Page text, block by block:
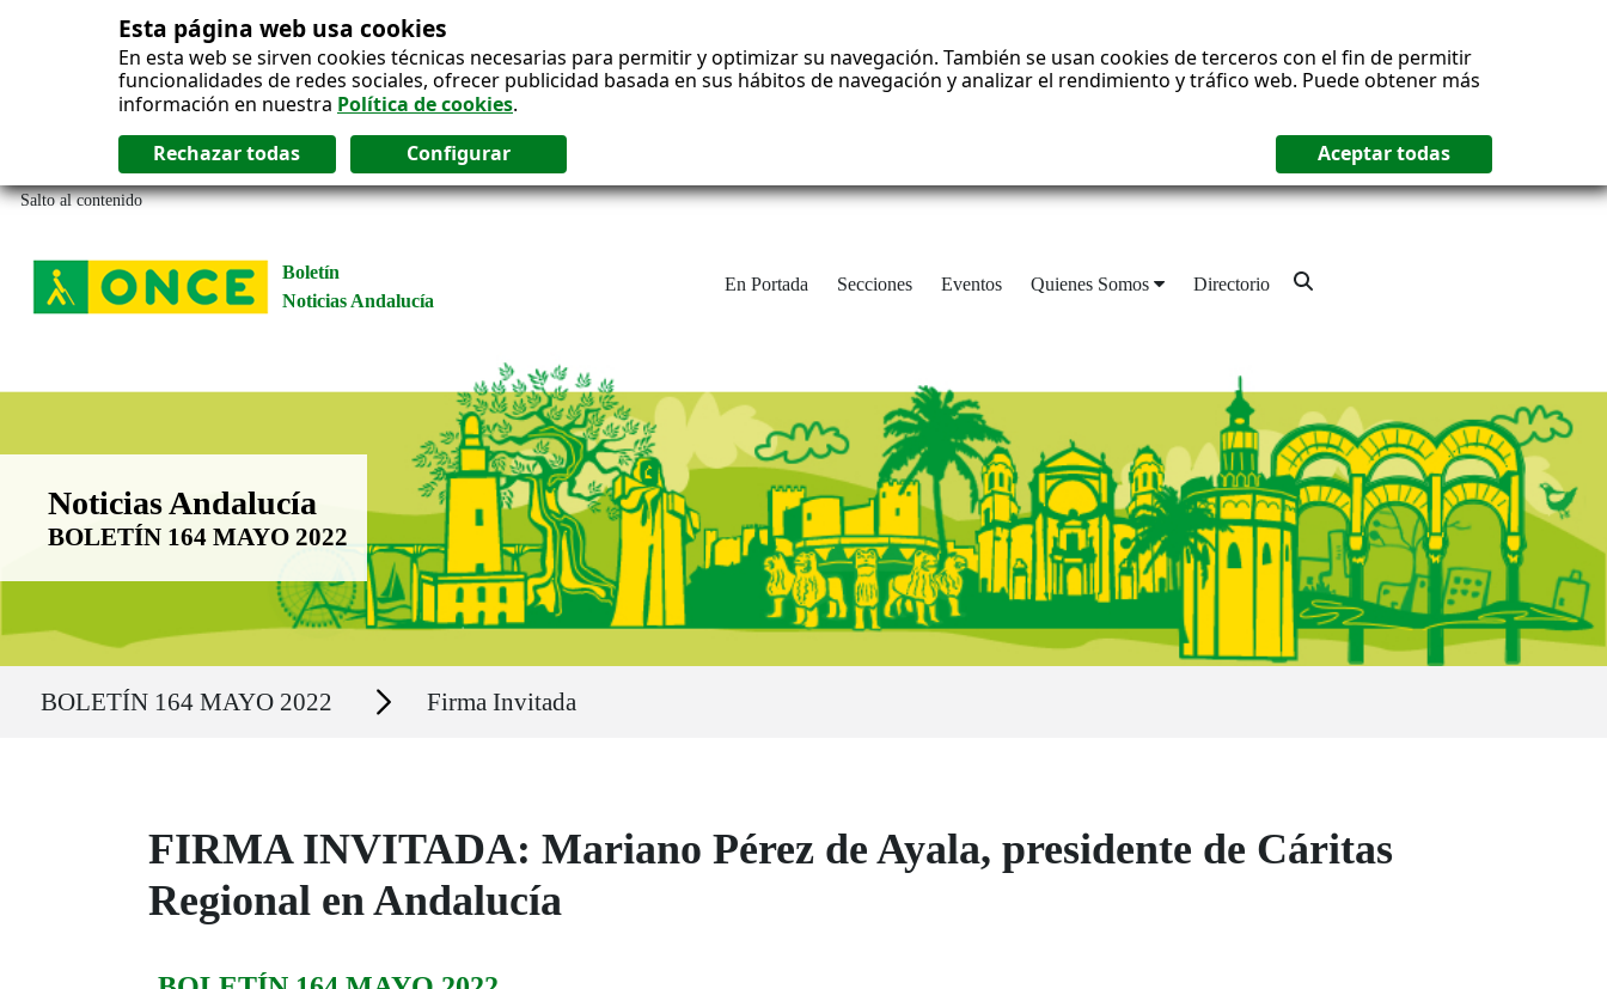
Esta página web usa cookies
En esta web se sirven cookies técnicas necesarias para permitir y optimizar su navegación. También se usan cookies de terceros con el fin de permitir
funcionalidades de redes sociales, ofrecer publicidad basada en sus hábitos de navegación y analizar el rendimiento y tráfico web. Puede obtener más
información en nuestra Política de cookies.
Salto al contenido
Boletín
Noticias Andalucía
En Portada Secciones Eventos Quienes Somos Directorio
Boletín Noticias Andalucía
Noticias Andalucía
BOLETÍN 164 MAYO 2022
BOLETÍN 164 MAYO 2022 Secciones Firma Invitada
FIRMA INVITADA: Mariano Pérez de Ayala, presidente de Cáritas
Regional en Andalucía